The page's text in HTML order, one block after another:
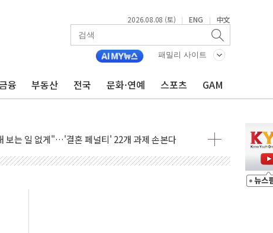
2026.08.08 (토) | ENG | 中文
패밀리 사이트
융 부동산 전국 문화·연예 스포츠 GAM
결과 발표...김민석 47.75% 정청래 42.08%
표...김민석 45.09% 정청래 43.27% 송영길 11.63%